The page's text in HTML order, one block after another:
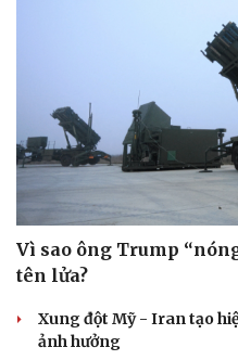
Vì sao ông Trump
tên lửa?
Xung đột Mỹ - Iran tạo
ảnh hưởng